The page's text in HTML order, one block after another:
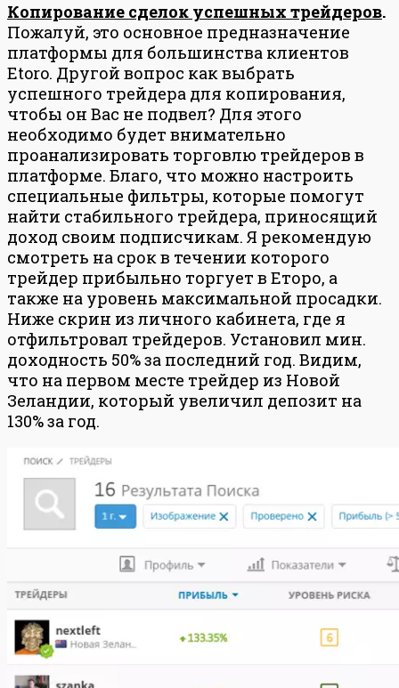
Копирование сделок успешных трейдеров.
Пожалуй, это основное предназначение
платформы для большинства клиентов
Etoro. Другой вопрос как выбрать
успешного трейдера для копирования,
чтобы он Вас не подвел? Для этого
необходимо будет внимательно
проанализировать торговлю трейдеров в
платформе. Благо, что можно настроить
специальные фильтры, которые помогут
найти стабильного трейдера, приносящий
доход своим подписчикам. Я рекомендую
смотреть на срок в течении которого
трейдер прибыльно торгует в Еторо, а
также на уровень максимальной просадки.
Ниже скрин из личного кабинета, где я
отфильтровал трейдеров. Установил мин.
доходность 50% за последний год. Видим,
что на первом месте трейдер из Новой
Зеландии, который увеличил депозит на
130% за год.